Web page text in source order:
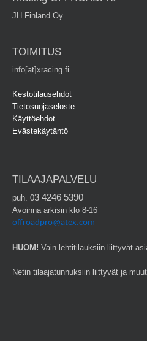
JH Finland Oy
TOIMITUS
info[at]xracing.fi
Kestotilausehdot
Tietosuojaseloste
Käyttöehdot
Evästekäytäntö
TILAAJAPALVELU
puh. 03 4246 5390
Avoinna arkisin klo 8-16
offroadpro@atex.com
HUOM! Vain lehtitilauksiin liittyvät
Netin tilaajatunnuksiin liittyvät ja